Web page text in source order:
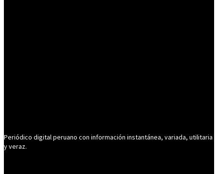
Periódico digital peruano con información instantánea, variada, utilitaria
y veraz.